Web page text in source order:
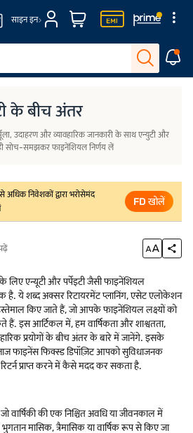
साइन इन
के बीच अंतर
उदाहरण और व्यावहारिक जानकारी के साथ एन्युटी और
सोच-समझकर फाइनेंशियल निर्णय लें
अधिक निवेशकों द्वारा भरोसेमंद
FD खोलें
एन्यूटी और पर्पेइटी जैसी फाइनेंशियल
ये शब्द अक्सर रिटायरमेंट प्लानिंग, एसेट एलोकेशन
किए जाते हैं, जो आपके फाइनेंशियल लक्ष्यों को
हैं. इस आर्टिकल में, हम वार्षिकता और शाश्वतता,
प्रयोगों के बीच अंतर के बारे में जानेंगे. इसके
फाइनेंस फिक्स्ड डिपॉज़िट आपको सुविधाजनक
प्राप्त करने में कैसे मदद कर सकता है.
वार्षिकी की एक निश्चित अवधि या जीवनकाल में
मासिक, त्रैमासिक या वार्षिक रूप से किए जा